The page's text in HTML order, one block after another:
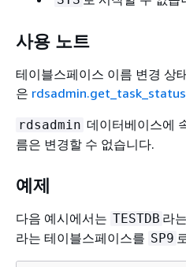
사용 노트
테이블스페이스 이름 변경 상
은 rdsadmin.get_task_status
rdsadmin 데이터베이스에
름은 변경할 수 없습니다.
예제
다음 예시에서는 TESTDB 라
라는 테이블스페이스를 SP9